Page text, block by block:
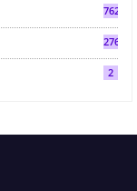
7624
2763
2